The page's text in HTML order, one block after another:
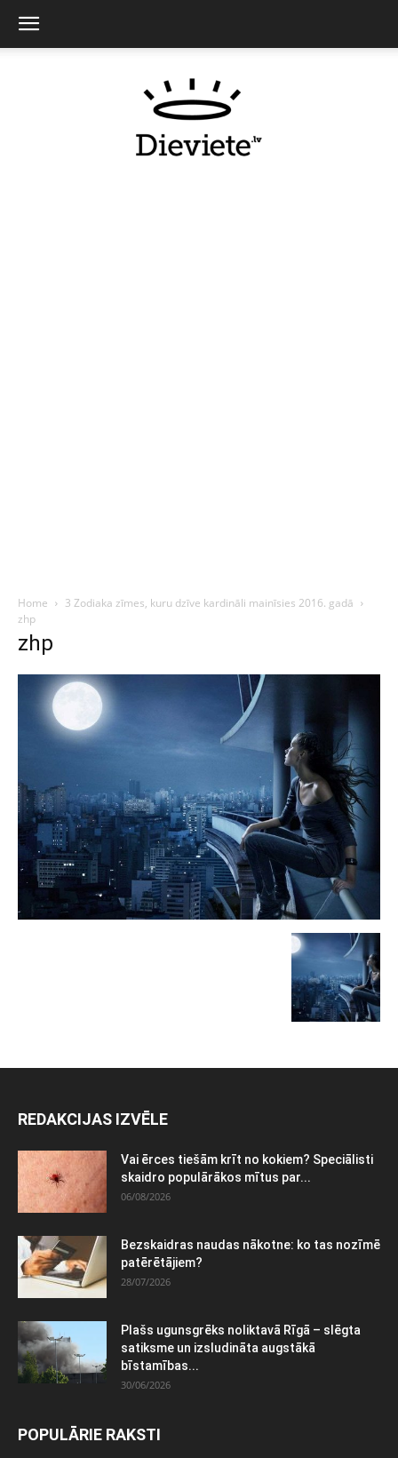
Home
3 Zodiaka zīmes, kuru dzīve kardināli mainīsies 2016. gadā
zhp
zhp
REDAKCIJAS IZVĒLE
Vai ērces tiešām krīt no kokiem? Speciālisti
skaidro populārākos mītus par...
06/08/2026
Bezskaidras naudas nākotne: ko tas nozīmē
patērētājiem?
28/07/2026
Plašs ugunsgrēks noliktavā Rīgā – slēgta
satiksme un izsludināta augstākā
bīstamības...
30/06/2026
POPULĀRIE RAKSTI